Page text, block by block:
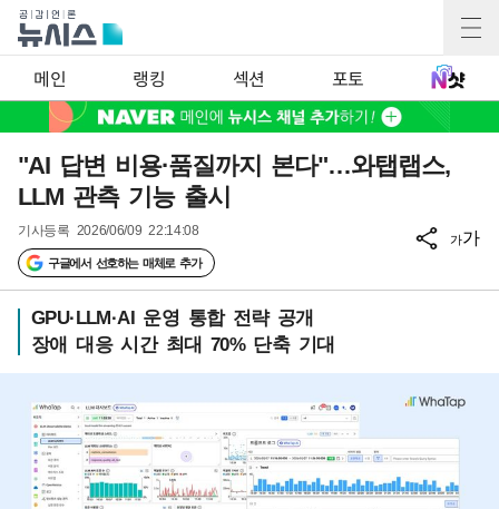
메인 랭킹 섹션 포토
"AI 답변 비용·품질까지 본다"…와탭랩스,
LLM 관측 기능 출시
기사등록 2026/06/09 22:14:08
구글에서 선호하는 매체로 추가
가가
GPU·LLM·AI 운영 통합 전략 공개
장애 대응 시간 최대 70% 단축 기대